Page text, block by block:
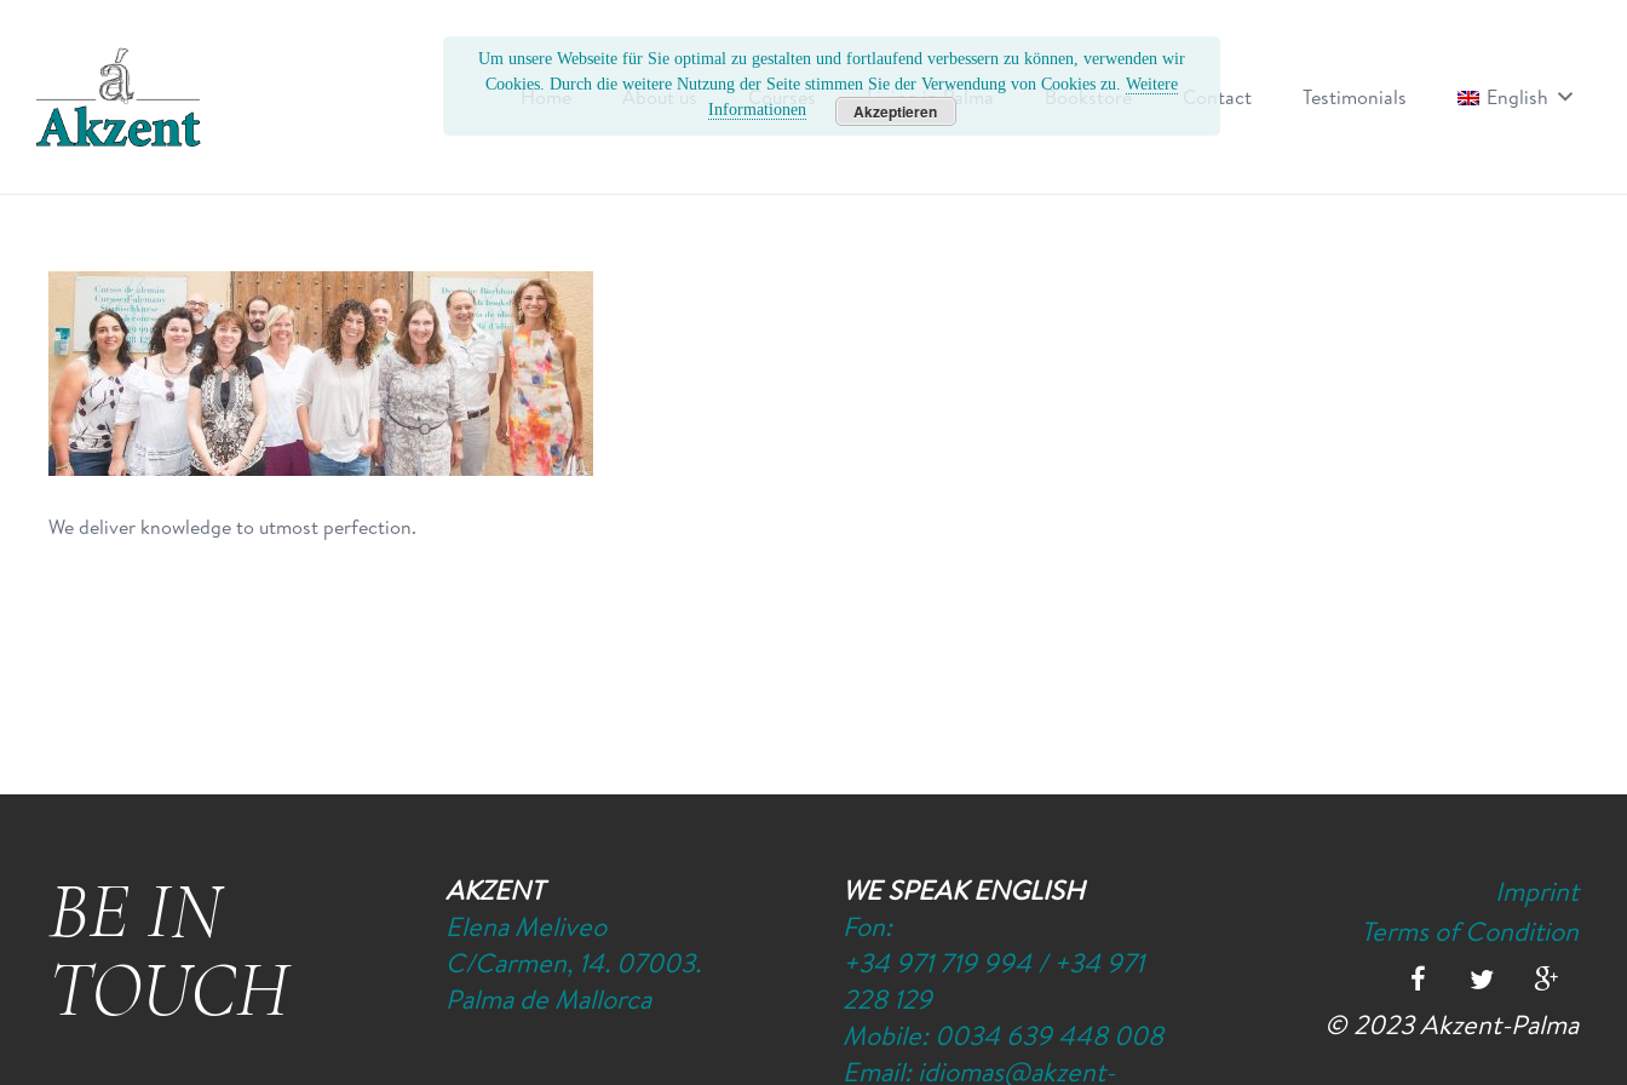
Home About us Courses Living in Palma Bookstore Contact Testimonials English
We deliver knowledge to utmost perfection.
BE IN
TOUCH
AKZENT
Elena Meliveo
C/Carmen, 14. 07003.
Palma de Mallorca
WE SPEAK ENGLISH
Fon:
+34 971 719 994 / +34 971
228 129
Mobile: 0034 639 448 008
Email: idiomas@akzent-
Imprint
Terms of Condition
© 2023 Akzent-Palma
Um unsere Webseite für Sie optimal zu gestalten und fortlaufend verbessern zu können, verwenden wir
Cookies. Durch die weitere Nutzung der Seite stimmen Sie der Verwendung von Cookies zu. Weitere
Informationen
Akzeptieren